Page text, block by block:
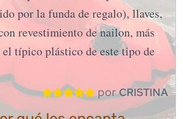
por la funda de regalo), llaves,
revestimiento de nailon, más
el típico plástico de este tipo de
porCRISTINA